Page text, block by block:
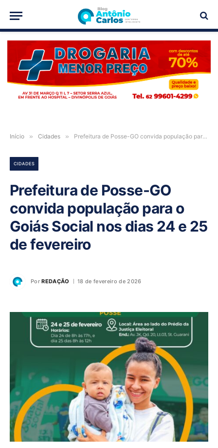
PUBLICIDADE
Início » Cidades » Prefeitura de Posse-GO convida população para o Goiás Social nos dias 24 e 25 de fevereiro
CIDADES
Prefeitura de Posse-GO
convida população para o
Goiás Social nos dias 24 e 25
de fevereiro
Por REDAÇÃO 18 de fevereiro de 2026